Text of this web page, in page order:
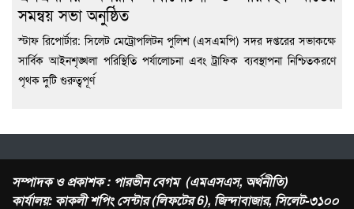
সমন্বয় সভা অনুষ্ঠিত
স্টাফ রিপোর্টার: সিলেট মেট্রোপলিটন পুলিশ (এসএমপি) সদর দপ্তরের সভাকক্ষে
সার্বিক আইনশৃঙ্খলা পরিস্থিতি পর্যালোচনা এবং ট্রাফিক ব্যবস্থাপনা নিশ্চিতকরণে
পৃথক দুটি গুরুত্বপূর্ণ
সম্পাদক ও প্রকাশক : পারভীন বেগম (এমএসএস, অর্থনীতি)
কার্যালয়: কাকলী শপিং সেন্টার (লিফটের 6), জিন্দাবাজার, সিলেট-৩১০০